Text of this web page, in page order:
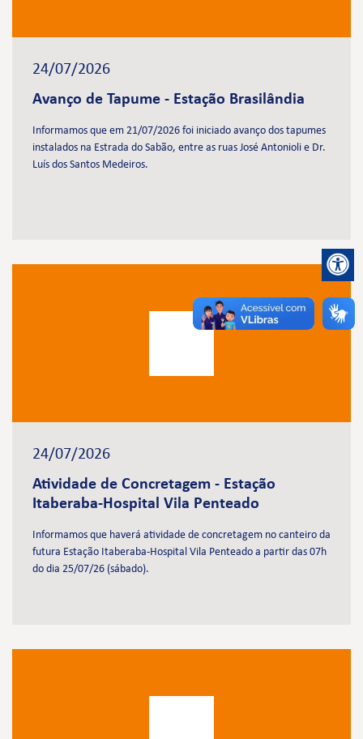
24/07/2026
Avanço de Tapume - Estação Brasilândia
Informamos que em 21/07/2026 foi iniciado avanço dos tapumes
instalados na Estrada do Sabão, entre as ruas José Antonioli e Dr.
Luís dos Santos Medeiros.
24/07/2026
Atividade de Concretagem - Estação
Itaberaba-Hospital Vila Penteado
Informamos que haverá atividade de concretagem no canteiro da
futura Estação Itaberaba-Hospital Vila Penteado a partir das 07h
do dia 25/07/26 (sábado).